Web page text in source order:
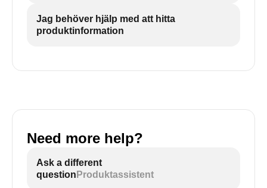
Jag behöver hjälp med att hitta
produktinformation
Need more help?
Ask a different
question Produktassistent